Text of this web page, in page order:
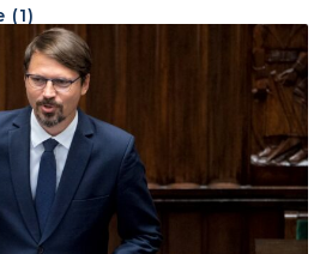
(1)